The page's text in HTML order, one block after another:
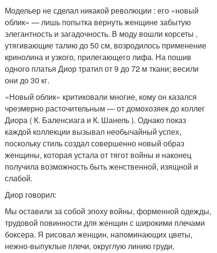
Модельер не сделал никакой революции : его «новый
облик» — лишь попытка вернуть женщине забытую
элегантность и загадочность. В моду вошли корсеты ,
утягивающие талию до 50 см, возродилось применение
кринолина и узкого, прилегающего лифа. На пошив
одного платья Диор тратил от 9 до 72 м ткани; весили
они до 30 кг.
«Новый облик» критиковали многие, кому он казался
чрезмерно расточительным — от домохозяек до коллег
Диора ( К. Баленсиага и К. Шанель ). Однако показ
каждой коллекции вызывал необычайный успех,
поскольку стиль создал совершенно новый образ
женщины, которая устала от тягот войны и наконец
получила возможность быть женственной, изящной и
слабой.
Диор говорил:
Мы оставили за собой эпоху войны, форменной одежды,
трудовой повинности для женщин с широкими плечами
боксера. Я рисовал женщин, напоминающих цветы,
нежно-выпуклые плечи, округлую линию груди,